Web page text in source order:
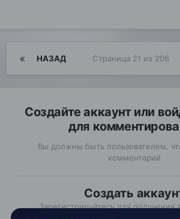
НАЗАД Страница 21 из 206
Создайте аккаунт или
для
Вы должны быть пользователем,
комментарий
Создать
Зарегистрируйтесь для получения